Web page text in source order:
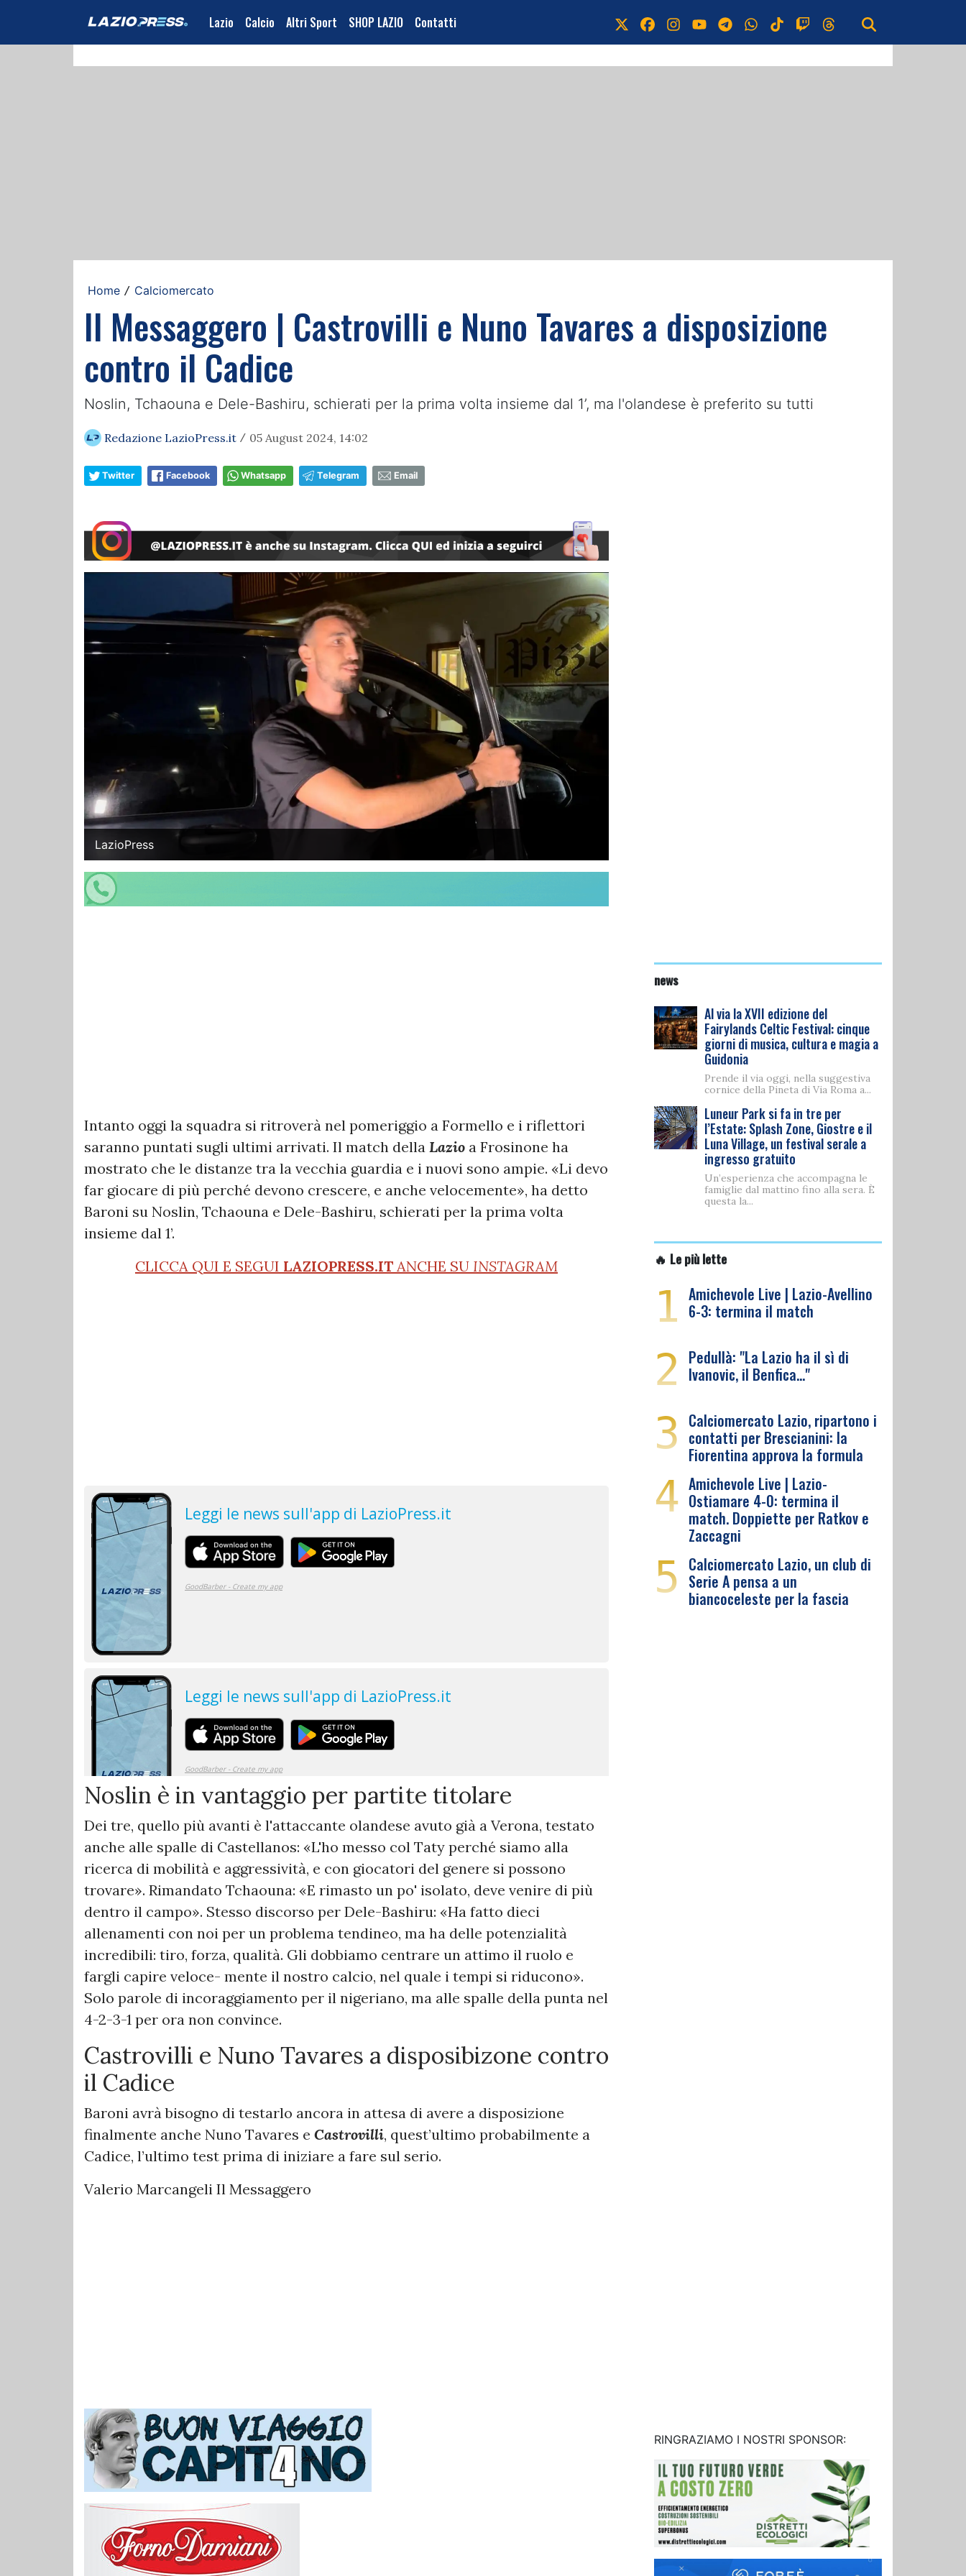
Lazio Calcio Altri Sport SHOP LAZIO Contatti
Home / Calciomercato
Il Messaggero | Castrovilli e Nuno Tavares a disposizione
contro il Cadice
Noslin, Tchaouna e Dele-Bashiru, schierati per la prima volta insieme dal 1’, ma l'olandese è preferito su tutti
Redazione LazioPress.it / 05 August 2024, 14:02
Twitter Facebook Whatsapp Telegram Email
LazioPress
Intanto oggi la squadra si ritroverà nel pomeriggio a Formello e i riflettori
saranno puntati sugli ultimi arrivati. Il match della Lazio a Frosinone ha
mostrato che le distanze tra la vecchia guardia e i nuovi sono ampie. «Li devo
far giocare di più perché devono crescere, e anche velocemente», ha detto
Baroni su Noslin, Tchaouna e Dele-Bashiru, schierati per la prima volta
insieme dal 1’.
CLICCA QUI E SEGUI LAZIOPRESS.IT ANCHE SU INSTAGRAM
Noslin è in vantaggio per partite titolare
Dei tre, quello più avanti è l'attaccante olandese avuto già a Verona, testato
anche alle spalle di Castellanos: «L'ho messo col Taty perché siamo alla
ricerca di mobilità e aggressività, e con giocatori del genere si possono
trovare». Rimandato Tchaouna: «E rimasto un po' isolato, deve venire di più
dentro il campo». Stesso discorso per Dele-Bashiru: «Ha fatto dieci
allenamenti con noi per un problema tendineo, ma ha delle potenzialità
incredibili: tiro, forza, qualità. Gli dobbiamo centrare un attimo il ruolo e
fargli capire veloce- mente il nostro calcio, nel quale i tempi si riducono».
Solo parole di incoraggiamento per il nigeriano, ma alle spalle della punta nel
4-2-3-1 per ora non convince.
Castrovilli e Nuno Tavares a disposibizone contro
il Cadice
Baroni avrà bisogno di testarlo ancora in attesa di avere a disposizione
finalmente anche Nuno Tavares e Castrovilli, quest’ultimo probabilmente a
Cadice, l’ultimo test prima di iniziare a fare sul serio.
Valerio Marcangeli Il Messaggero
news
Al via la XVII edizione del
Fairylands Celtic Festival: cinque
giorni di musica, cultura e magia a
Guidonia
Prende il via oggi, nella suggestiva
cornice della Pineta di Via Roma a...
Luneur Park si fa in tre per
l’Estate: Splash Zone, Giostre e il
Luna Village, un festival serale a
ingresso gratuito
Un’esperienza che accompagna le
famiglie dal mattino fino alla sera. È
questa la...
🔥 Le più lette
1 Amichevole Live | Lazio-Avellino
6-3: termina il match
2 Pedullà: "La Lazio ha il sì di
Ivanovic, il Benfica…"
3 Calciomercato Lazio, ripartono i
contatti per Brescianini: la
Fiorentina approva la formula
4 Amichevole Live | Lazio-
Ostiamare 4-0: termina il
match. Doppiette per Ratkov e
Zaccagni
5 Calciomercato Lazio, un club di
Serie A pensa a un
biancoceleste per la fascia
RINGRAZIAMO I NOSTRI SPONSOR: